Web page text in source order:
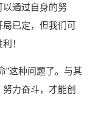
通过自身的努
已定，但我们可
！
”这种问题了。与其
力奋斗，才能创